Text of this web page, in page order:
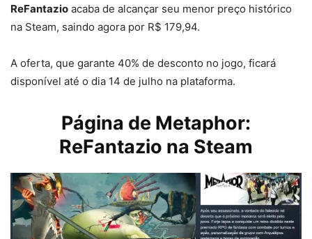
ReFantazio acaba de alcançar seu menor preço histórico
na Steam, saindo agora por R$ 179,94.
A oferta, que garante 40% de desconto no jogo, ficará
disponível até o dia 14 de julho na plataforma.
Página de Metaphor:
ReFantazio na Steam